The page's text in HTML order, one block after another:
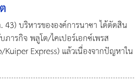
43) บริหารขององค์การนาซา ได้ตัดสิน
ภารกิจ พลูโต/ไคเปอร์เอกซ์เพรส
Express) แล้วเนื่องจากปัญหาใน